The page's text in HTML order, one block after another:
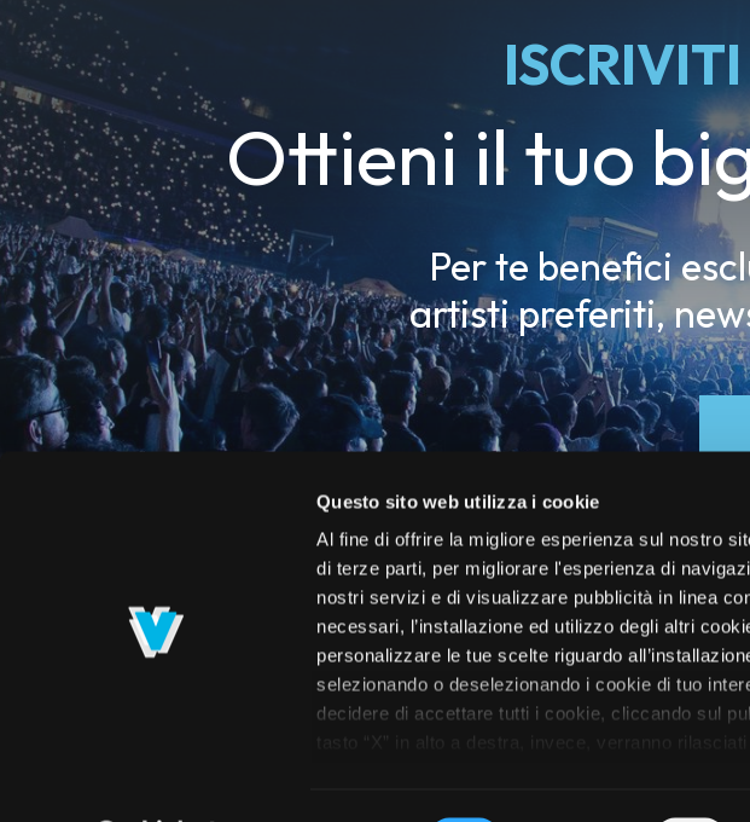
Questo sito web utilizza i cookie
Al fine di offrire la migliore esperienza sul nostro
di terze parti, per migliorare l'esperienza di
nostri servizi e di visualizzare pubblicità in linea
necessari, l’installazione ed utilizzo degli altri
personalizzare le tue scelte riguardo
selezionando o deselezionando i cookie di tuo
decidere di accettare tutti i cookie, cliccando sul
tasto “X” in alto a destra, invece, verranno
Ottieni il tuo
Per te benefici
artisti preferiti,
Calendario Concerti Spettacoli Festival Electronic/